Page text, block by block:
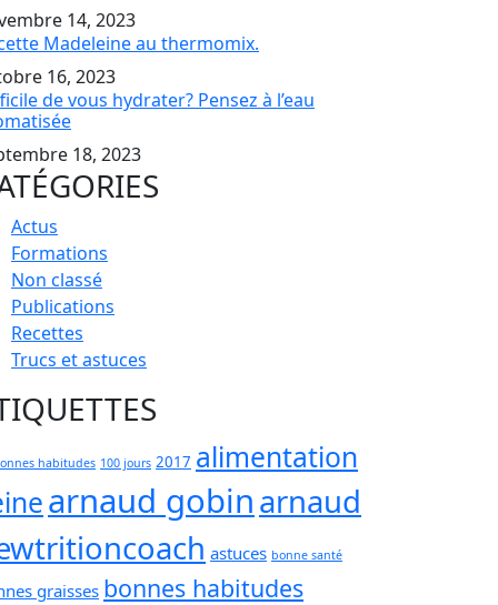
14, 2023
Madeleine au thermomix.
16, 2023
de vous hydrater? Pensez à l’eau
18, 2023
Actus
Formations
Non classé
Publications
Recettes
Trucs et astuces
habitudes 100 jours 2017 alimentation
arnaud gobinarnaud
astuces bonne santé
graisses bonnes habitudes